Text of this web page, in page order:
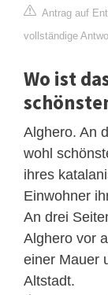
Antrag auf
vollständige
Wo ist
Alghero. An
wohl
ihres
Einwohner
An drei
Alghero vor
einer Mauer
Altstadt.